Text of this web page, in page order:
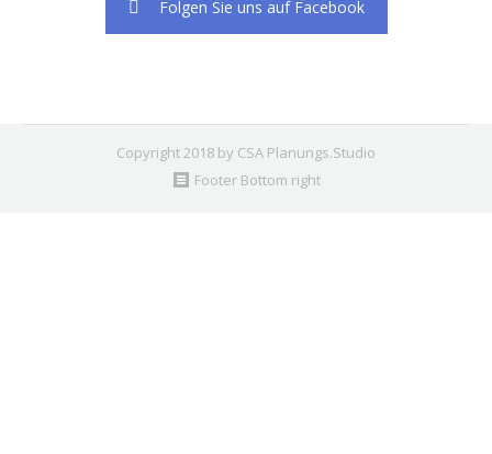
Folgen Sie uns auf Facebook
Copyright 2018 by CSA Planungs.Studio
Footer Bottom right